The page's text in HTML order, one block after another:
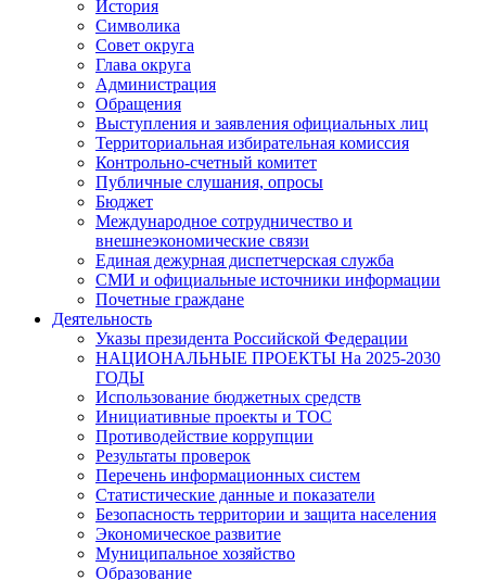
История
Символика
Совет округа
Глава округа
Администрация
Обращения
Выступления и заявления официальных лиц
Территориальная избирательная комиссия
Контрольно-счетный комитет
Публичные слушания, опросы
Бюджет
Международное сотрудничество и
внешнеэкономические связи
Единая дежурная диспетчерская служба
СМИ и официальные источники информации
Почетные граждане
Деятельность
Указы президента Российской Федерации
НАЦИОНАЛЬНЫЕ ПРОЕКТЫ На 2025-2030
ГОДЫ
Использование бюджетных средств
Инициативные проекты и ТОС
Противодействие коррупции
Результаты проверок
Перечень информационных систем
Статистические данные и показатели
Безопасность территории и защита населения
Экономическое развитие
Муниципальное хозяйство
Образование